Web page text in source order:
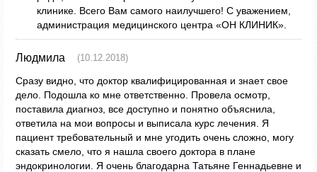
клинике. Всего Вам самого наилучшего! С уважением,
администрация медицинского центра «ОН КЛИНИК».
Людмила (10.12.2018)
Сразу видно, что доктор квалифицированная и знает свое
дело. Подошла ко мне ответственно. Провела осмотр,
поставила диагноз, все доступно и понятно объяснила,
ответила на мои вопросы и выписала курс лечения. Я
пациент требовательный и мне угодить очень сложно, могу
сказать смело, что я нашла своего доктора в плане
эндокринологии. Я очень благодарна Татьяне Геннадьевне и